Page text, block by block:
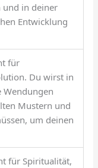
und in deiner
Entwicklung
für
Du wirst in
Wendungen
Mustern und
um deinen
für Spiritualität,